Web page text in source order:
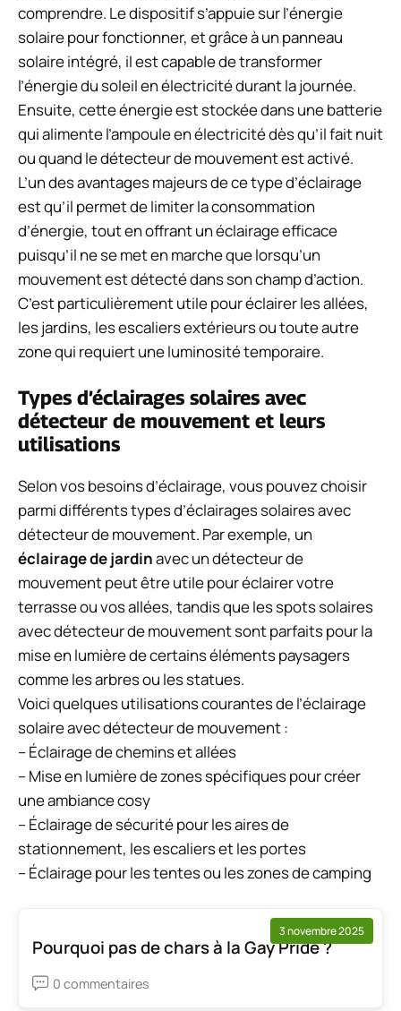
comprendre. Le dispositif s’appuie sur l’énergie
solaire pour fonctionner, et grâce à un panneau
solaire intégré, il est capable de transformer
l’énergie du soleil en électricité durant la journée.
Ensuite, cette énergie est stockée dans une batterie
qui alimente l’ampoule en électricité dès qu’il fait nuit
ou quand le détecteur de mouvement est activé.
L’un des avantages majeurs de ce type d’éclairage
est qu’il permet de limiter la consommation
d’énergie, tout en offrant un éclairage efficace
puisqu’il ne se met en marche que lorsqu’un
mouvement est détecté dans son champ d’action.
C’est particulièrement utile pour éclairer les allées,
les jardins, les escaliers extérieurs ou toute autre
zone qui requiert une luminosité temporaire.
Types d’éclairages solaires avec
détecteur de mouvement et leurs
utilisations
Selon vos besoins d’éclairage, vous pouvez choisir
parmi différents types d’éclairages solaires avec
détecteur de mouvement. Par exemple, un
éclairage de jardinavec un détecteur de
mouvement peut être utile pour éclairer votre
terrasse ou vos allées, tandis que les spots solaires
avec détecteur de mouvement sont parfaits pour la
mise en lumière de certains éléments paysagers
comme les arbres ou les statues.
Voici quelques utilisations courantes de l’éclairage
solaire avec détecteur de mouvement :
– Éclairage de chemins et allées
– Mise en lumière de zones spécifiques pour créer
une ambiance cosy
– Éclairage de sécurité pour les aires de
stationnement, les escaliers et les portes
– Éclairage pour les tentes ou les zones de camping
3 novembre 2025
Pourquoi pas de chars à la Gay Pride ?
0 commentaires